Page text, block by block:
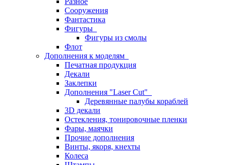
Сооружения
Фантастика
Фигуры
Фигуры из смолы
Флот
Дополнения к моделям
Печатная продукция
Декали
Заклепки
Дополнения "Laser Cut"
Деревянные палубы кораблей
3D декали
Остекления, тонировочные пленки
Фары, маячки
Прочие дополнения
Винты, якоря, кнехты
Колеса